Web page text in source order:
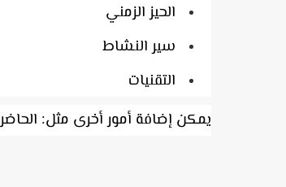
الحيز الزمني
سير النشاط
التقنيات
يمكن إضافة أمور أخرى مثل: